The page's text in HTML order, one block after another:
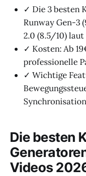
✓ Die 3 besten
Runway Gen-3
2.0 (8.5/10)
✓ Kosten: Ab
professionelle
✓ Wichtige
Synchronisation
Die besten
Videos